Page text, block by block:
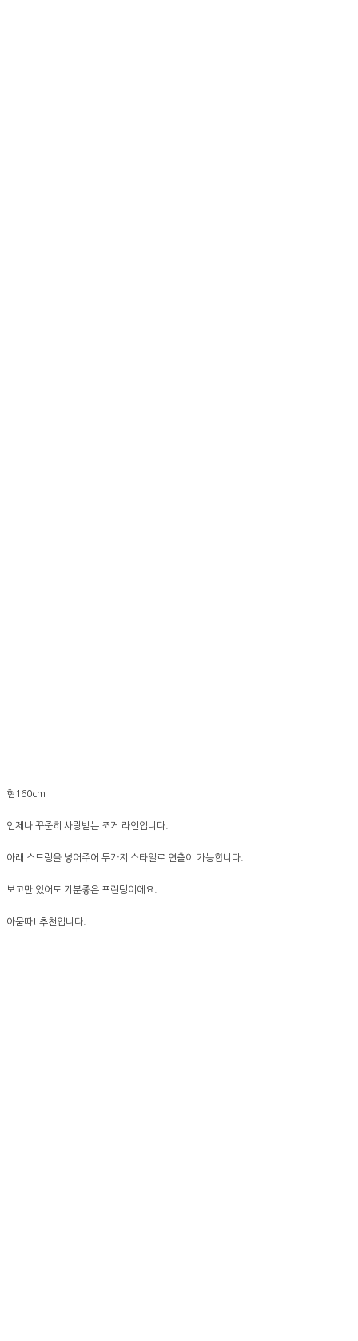
현160cm
언제나 꾸준히 사랑받는 조거 라인입니다.
아래 스트링을 넣어주어 두가지 스타일로 연출이 가능합니다.
보고만 있어도 기분좋은 프린팅이에요.
아묻따! 추천입니다.